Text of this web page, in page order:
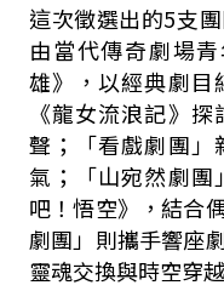
這次徵選出的5支
由當代傳奇劇場
雄》，以經典劇目
《龍女流浪記》
聲；「看戲劇團」
氣；「山宛然劇團
吧！悟空》，結合
劇團」則攜手響座
靈魂交換與時空穿